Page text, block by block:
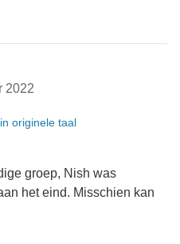
2022
originele taal
groep, Nish was
het eind. Misschien kan